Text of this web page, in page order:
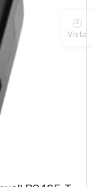
Visto